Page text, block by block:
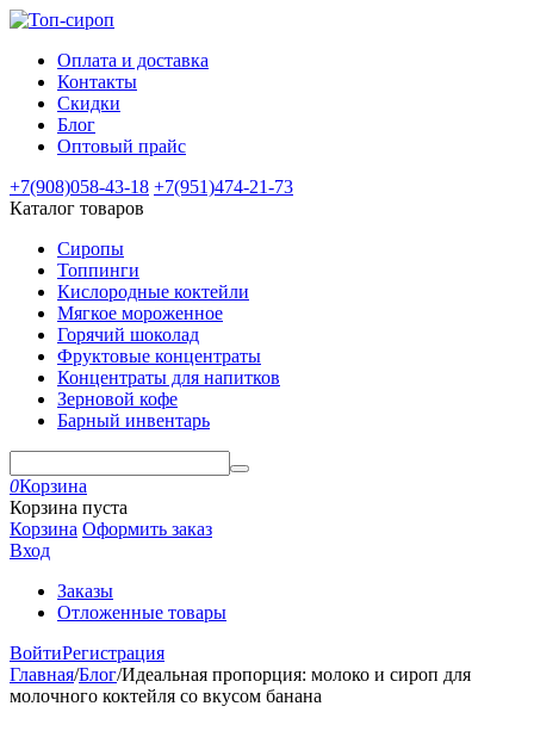
Оплата и доставка
Контакты
Скидки
Блог
Оптовый прайс
+7(908)058-43-18 +7(951)474-21-73
Каталог товаров
Сиропы
Топпинги
Кислородные коктейли
Мягкое мороженное
Горячий шоколад
Фруктовые концентраты
Концентраты для напитков
Зерновой кофе
Барный инвентарь
0Корзина
Корзина пуста
Корзина Оформить заказ
Вход
Заказы
Отложенные товары
ВойтиРегистрация
Главная/Блог/Идеальная пропорция: молоко и сироп для
молочного коктейля со вкусом банана